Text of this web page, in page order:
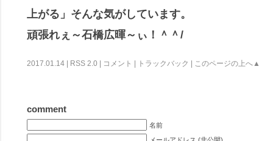
上がる」そんな気がしています。
頑張れぇ～石橋広暉～ぃ！＾＾/
2017.01.14 | RSS 2.0 コメント トラックバック このページの上へ▲
comment
名前